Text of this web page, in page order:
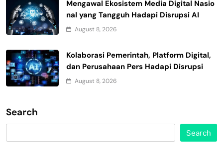
Mengawal Ekosistem Media Digital Nasio
nal yang Tangguh Hadapi Disrupsi AI
August 8, 2026
Kolaborasi Pemerintah, Platform Digital,
dan Perusahaan Pers Hadapi Disrupsi
August 8, 2026
Search
Search